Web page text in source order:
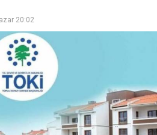
20:02